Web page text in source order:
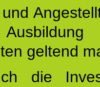
geltend
die